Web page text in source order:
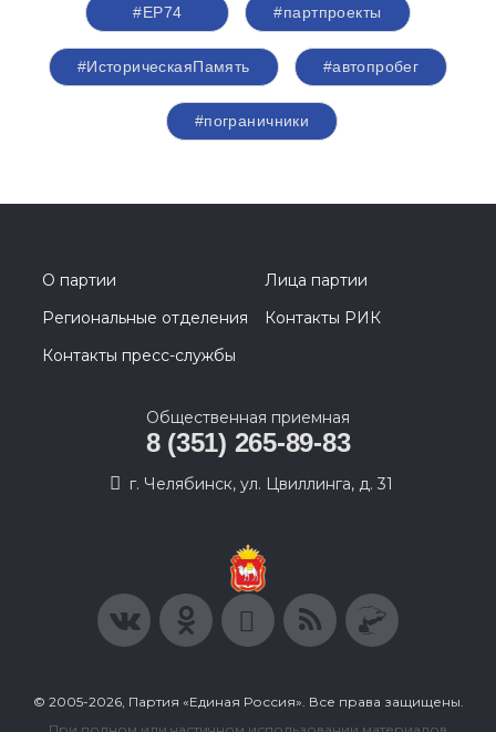
#ЕР74 #партпроекты
#ИсторическаяПамять #автопробег
#пограничники
О партии
Лица партии
Региональные отделения
Контакты РИК
Контакты пресс-службы
Общественная приемная
8 (351) 265-89-83
г. Челябинск, ул. Цвиллинга, д. 31
© 2005-2026, Партия «Единая Россия». Все права защищены.